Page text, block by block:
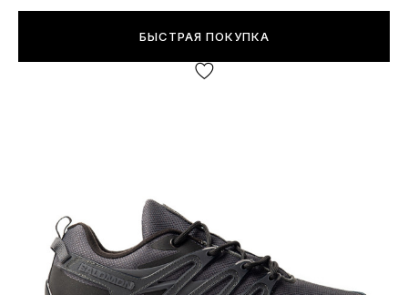
БЫСТРАЯ ПОКУПКА